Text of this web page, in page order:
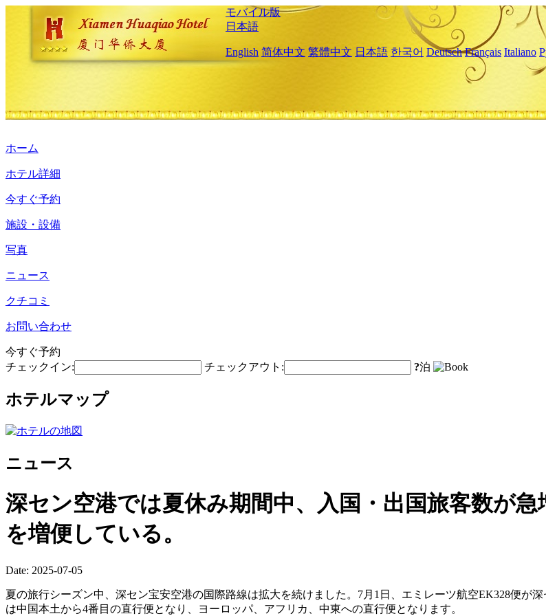
モバイル版
日本語
English 简体中文 繁體中文 日本語 한국어 Deutsch Français Italiano
ホーム
ホテル詳細
今すぐ予約
施設・設備
写真
ニュース
クチコミ
お問い合わせ
今すぐ予約
チェックイン:
チェックアウト: ?泊
ホテルマップ
ニュース
深セン空港では夏休み期間中、入国・出国旅客数が
を増便している。
Date: 2025-07-05
夏の旅行シーズン中、深セン宝安空港の国際路線は拡大を続けました。7月1日、エミレーツ航空EK328便が
は中国本土から4番目の直行便となり、ヨーロッパ、アフリカ、中東への直行便となります。